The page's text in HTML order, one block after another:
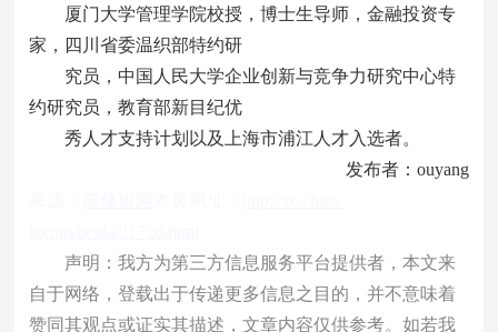
厦门大学管理学院校授，博士生导师，金融投资专
家，四川省委温织部特约研
究员，中国人民大学企业创新与竞争力研究中心特
约研究员，教育部新目纪优
秀人才支持计划以及上海市浦江人才入选者。
发布者：ouyang
声明：我方为第三方信息服务平台提供者，本文来
自于网络，登载出于传递更多信息之目的，并不意味着
赞同其观点或证实其描述，文章内容仅供参考。如若我